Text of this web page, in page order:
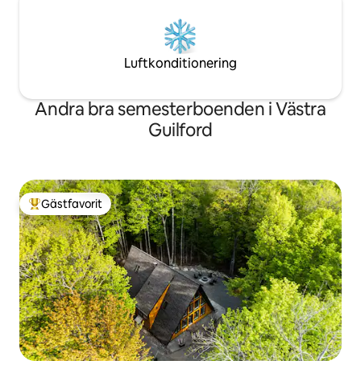
Luftkonditionering
Andra bra semesterboenden i Västra
Guilford
Populär gästfavorit
Gästfavorit